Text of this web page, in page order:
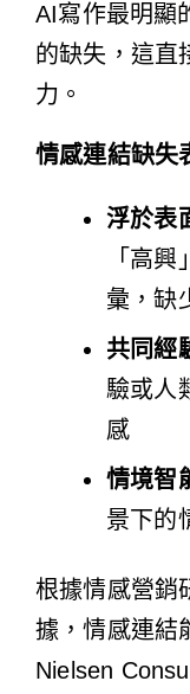
AI寫作最明顯
的缺失，這直
力。
情感連結缺失
浮於表
「高
彙，缺
共同經
驗或人
感
情境智
景下的
根據情感營銷
據，情感連結
Nielsen